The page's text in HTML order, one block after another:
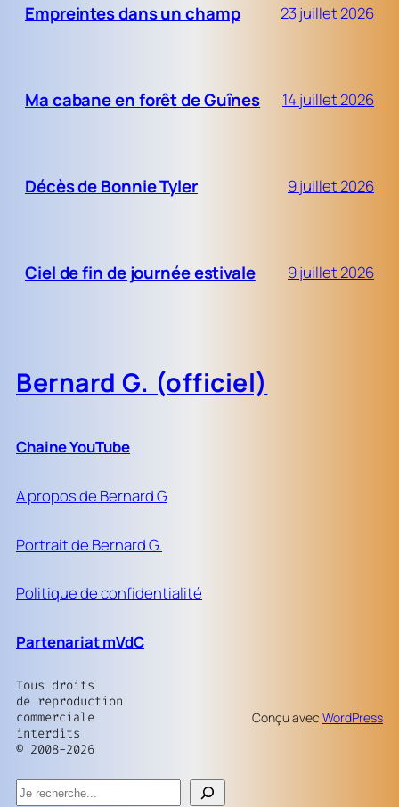
Empreintes dans un champ 23 juillet 2026
Ma cabane en forêt de Guînes 14 juillet 2026
Décès de Bonnie Tyler 9 juillet 2026
Ciel de fin de journée estivale 9 juillet 2026
Bernard G. (officiel)
Chaine YouTube
A propos de Bernard G
Portrait de Bernard G.
Politique de confidentialité
Partenariat mVdC
Tous droits
de reproduction
commerciale
interdits
© 2008-2026
Conçu avec WordPress
Rechercher